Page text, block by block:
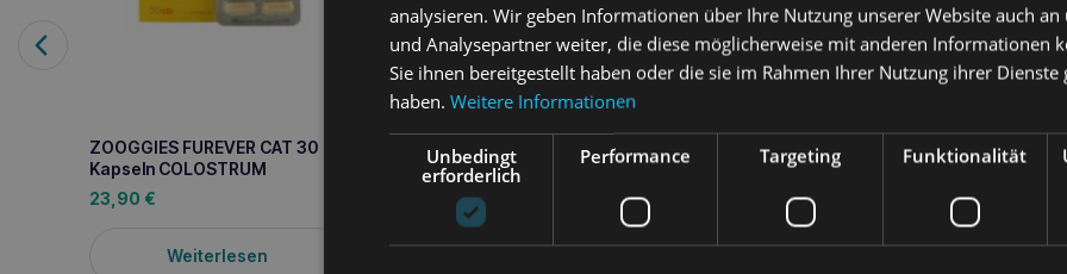
ZOOGGIES FUREVER CAT 30
Kapseln COLOSTRUM
23,90 €
Weiterlesen
Amiplay Hundestiefel Bristol S
Rot
16,10€
In den Warenkorb
Amiplay Kapuzensweatshirt
Texas 25 cm Chihuahua
Schwarz
20,20€
ZOOGGIES
Kapseln
72,20
analysieren. Wir geben Informationen über Ihre Nutzung unserer Website auch an
und Analysepartner weiter, die diese möglicherweise mit anderen Informationen
Sie ihnen bereitgestellt haben oder die sie im Rahmen Ihrer Nutzung ihrer Dienste
haben. Weitere Informationen
Unbedingt
erforderlich
Performance Targeting Funktionalität